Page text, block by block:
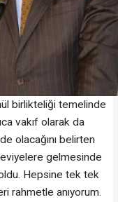
birlikteliği temelinde
vakıf olarak da
olacağını belirten
gelmesinde
Hepsine tek tek
rahmetle anıyorum.